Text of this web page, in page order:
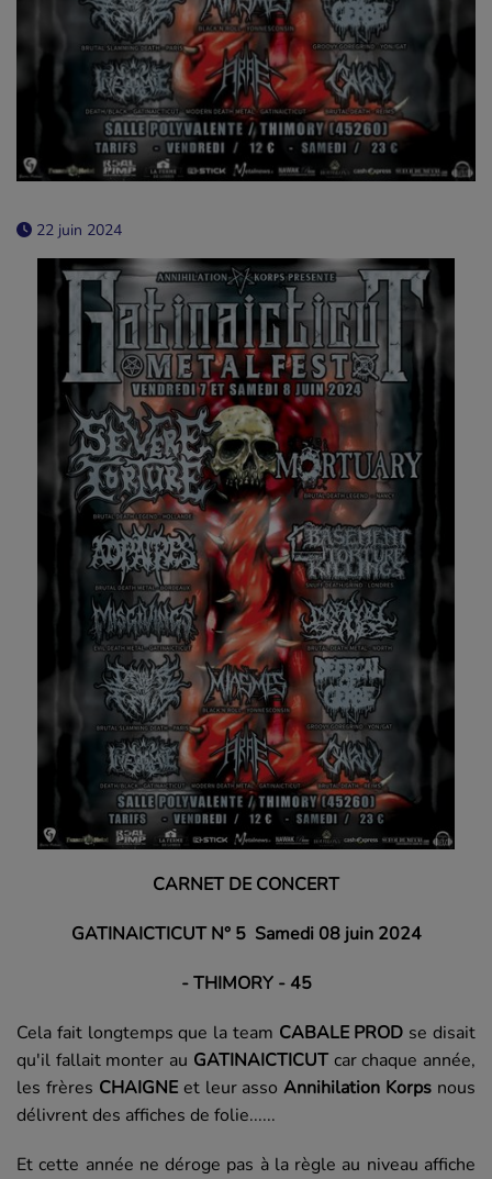
22 juin 2024
CARNET DE CONCERT
GATINAICTICUT N° 5 Samedi 08 juin 2024
- THIMORY - 45
Cela fait longtemps que la team CABALE PROD se disait
qu'il fallait monter au GATINAICTICUTcar chaque année,
les frères CHAIGNEet leur assoAnnihilation Korps nous
délivrent des affiches de folie......
Et cette année ne déroge pas à la règle au niveau affiche